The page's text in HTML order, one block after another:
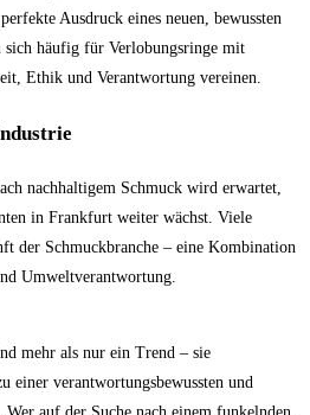
Ausdruck eines neuen, bewussten
sich häufig für Verlobungsringe mit
Ethik und Verantwortung vereinen.
nachhaltigem Schmuck wird erwartet,
in Frankfurt weiter wächst. Viele
der Schmuckbranche – eine Kombination
Umweltverantwortung.
mehr als nur ein Trend – sie
einer verantwortungsbewussten und